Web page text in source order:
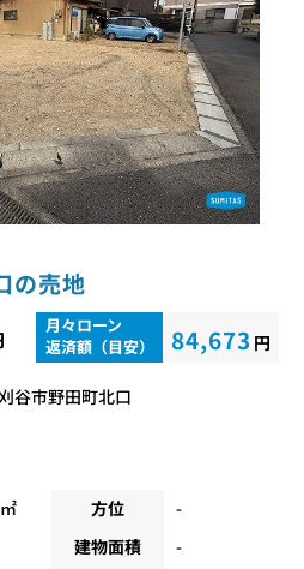
の売地
月々ローン
返済額（目安）
84,673 円
谷市野田町北口
方位
-
建物面積
-